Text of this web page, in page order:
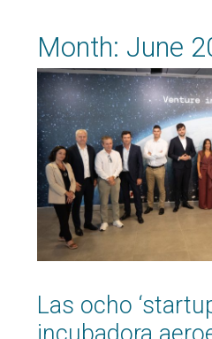
Month: June
Las ocho
incubadora